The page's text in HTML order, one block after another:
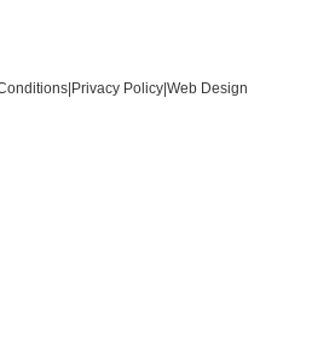
|Privacy Policy|Web Design